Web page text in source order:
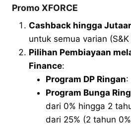
Promo XFORCE
Cashback hingga
untuk semua varian
Pilihan Pembiayaan
Finance:
Program DP Ringan:
Program Bunga
dari 0% hingga 2
dari 25% (2 tahun